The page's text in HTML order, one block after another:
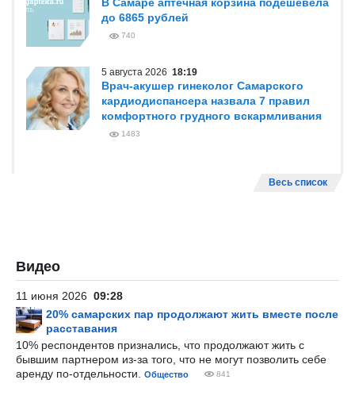
до 6865 рублей
740
5 августа 2026 18:19
Врач-акушер гинеколог Самарского
кардиодиспансера назвала 7 правил
комфортного грудного вскармливания
1483
Весь список
Видео
11 июня 2026 09:28
20% самарских пар продолжают жить вместе после
расставания
10% респондентов признались, что продолжают жить с
бывшим партнером из-за того, что не могут позволить себе
аренду по-отдельности.
Общество 841